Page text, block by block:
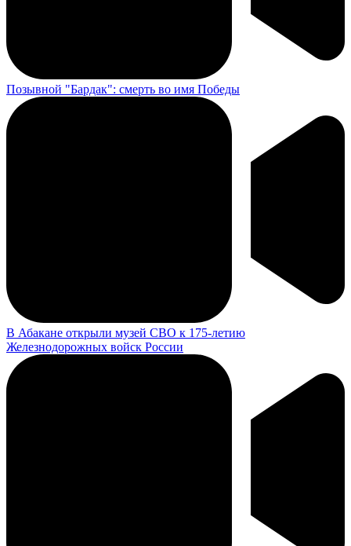
Позывной "Бардак": смерть во имя Победы
В Абакане открыли музей СВО к 175-летию
Железнодорожных войск России